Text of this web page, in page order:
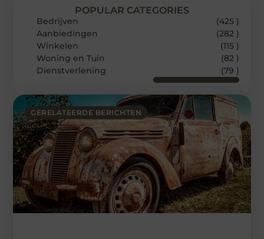
GERELATEERDE BERICHTEN
POPULAR CATEGORIES
Bedrijven
(425 )
Aanbiedingen
(282 )
Winkelen
(115 )
Woning en Tuin
(82 )
Dienstverlening
(79 )